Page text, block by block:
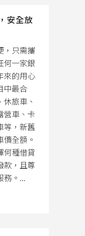
安全放
，只需攜
何一家銀
來的用心
中最合
旅車、
營車、卡
等，新舊
全額。
何種借貸
款，且尊
務。...